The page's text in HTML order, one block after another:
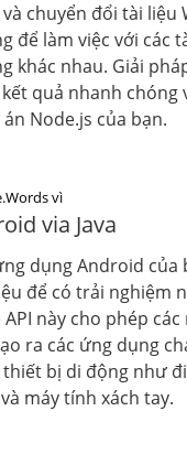
và chuyển đổi tài liệu
để làm việc với các
khác nhau. Giải
quả nhanh chóng
Node.js của bạn.
vì
via Java
dụng Android của
để có trải nghiệm
này cho phép
ra các ứng dụng
bị di động như
máy tính xách tay.